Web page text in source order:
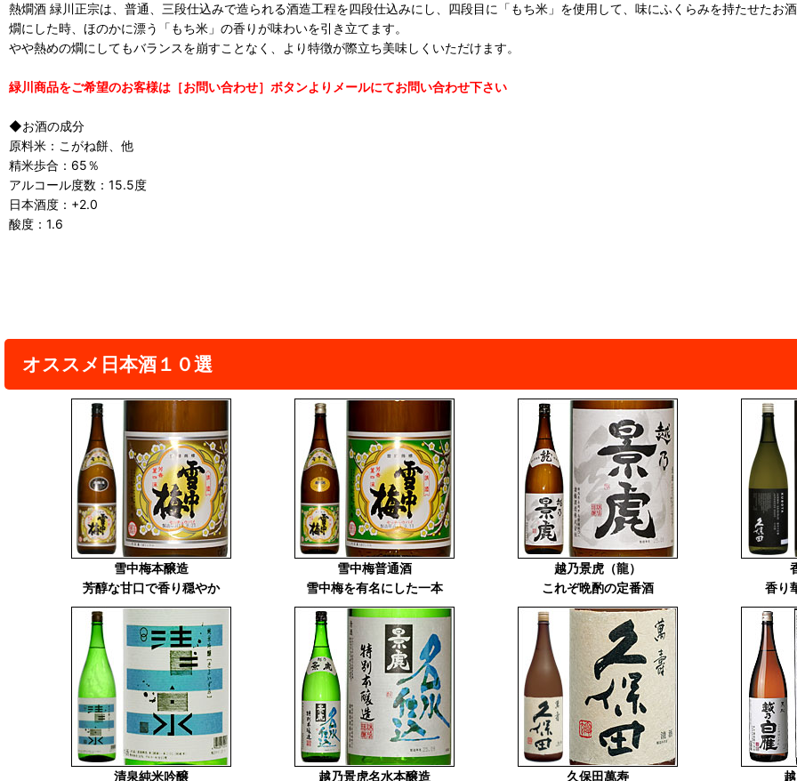
熱燗酒 緑川正宗は、普通、三段仕込みで造られる酒造工程を四段仕込みにし、四段目に「もち米」を使用して、味にふくらみを持たせたお
燗にした時、ほのかに漂う「もち米」の香りが味わいを引き立てます。
やや熱めの燗にしてもバランスを崩すことなく、より特徴が際立ち美味しくいただけます。
緑川商品をご希望のお客様は［お問い合わせ］ボタンよりメールにてお問い合わせ下さい
◆お酒の成分
原料米：こがね餅、他
精米歩合：65％
アルコール度数：15.5度
日本酒度：+2.0
酸度：1.6
オススメ日本酒１０選
雪中梅本醸造
芳醇な甘口で香り穏やか
雪中梅普通酒
雪中梅を有名にした一本
越乃景虎（龍）
これぞ晩酌の定番酒
香り
清泉純米吟醸
越乃景虎名水本醸造
久保田萬寿